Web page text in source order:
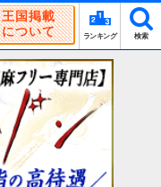
王国掲載
について
ランキング 検索